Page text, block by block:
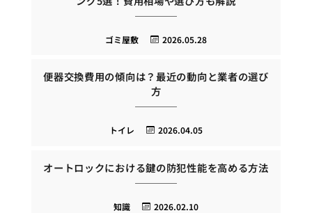
2026.05.28
ゴミ屋敷
便器交換費用の傾向は？最近の動向と業者の選び
方
2026.04.05
トイレ
オートロックにおける鍵の防犯性能を高める方法
2026.02.10
知識